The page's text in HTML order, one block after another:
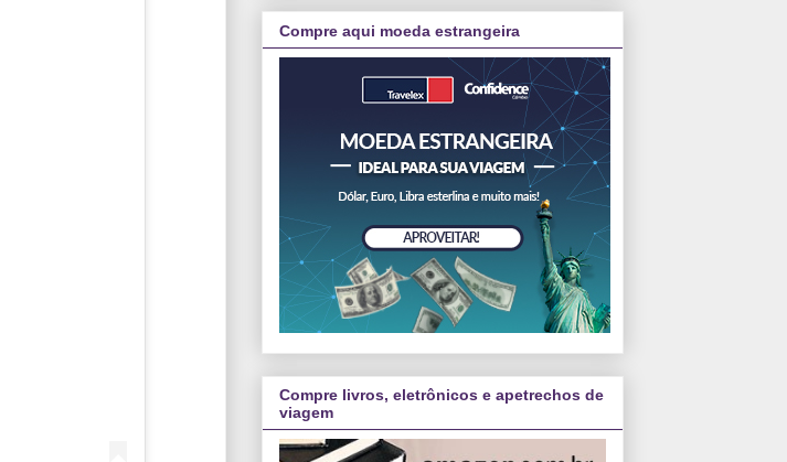
Compre aqui moeda estrangeira
Compre livros, eletrônicos e apetrechos de
viagem